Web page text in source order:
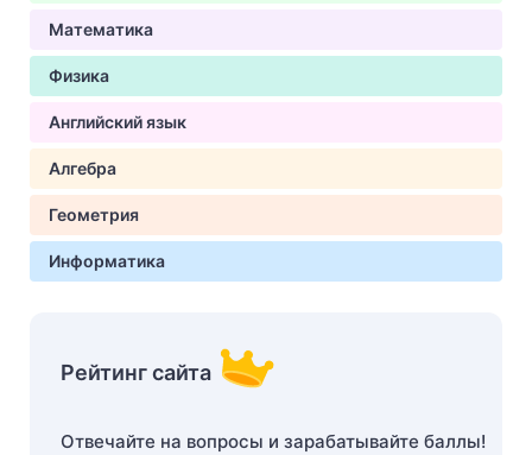
Математика
Физика
Английский язык
Алгебра
Геометрия
Информатика
Рейтинг сайта
Отвечайте на вопросы и зарабатывайте баллы!